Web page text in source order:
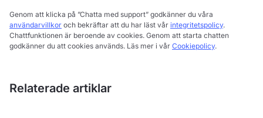
Genom att klicka på ”Chatta med support” godkänner du våra
användarvillkor och bekräftar att du har läst vår integritetspolicy.
Chattfunktionen är beroende av cookies. Genom att starta chatten
godkänner du att cookies används. Läs mer i vår Cookiepolicy.
Relaterade artiklar